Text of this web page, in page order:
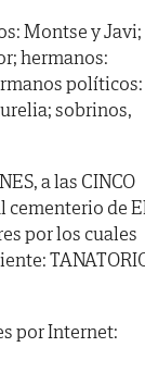
Montse y Javi;
hermanos:
políticos:
sobrinos,
a las CINCO
cementerio de
por los cuales
por Internet: